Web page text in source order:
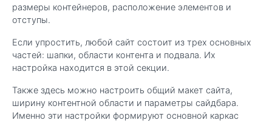
размеры контейнеров, расположение элементов и
отступы.
Если упростить, любой сайт состоит из трех основных
частей: шапки, области контента и подвала. Их
настройка находится в этой секции.
Также здесь можно настроить общий макет сайта,
ширину контентной области и параметры сайдбара.
Именно эти настройки формируют основной каркас